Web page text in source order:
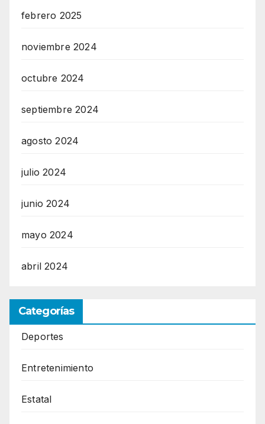
febrero 2025
noviembre 2024
octubre 2024
septiembre 2024
agosto 2024
julio 2024
junio 2024
mayo 2024
abril 2024
Categorías
Deportes
Entretenimiento
Estatal